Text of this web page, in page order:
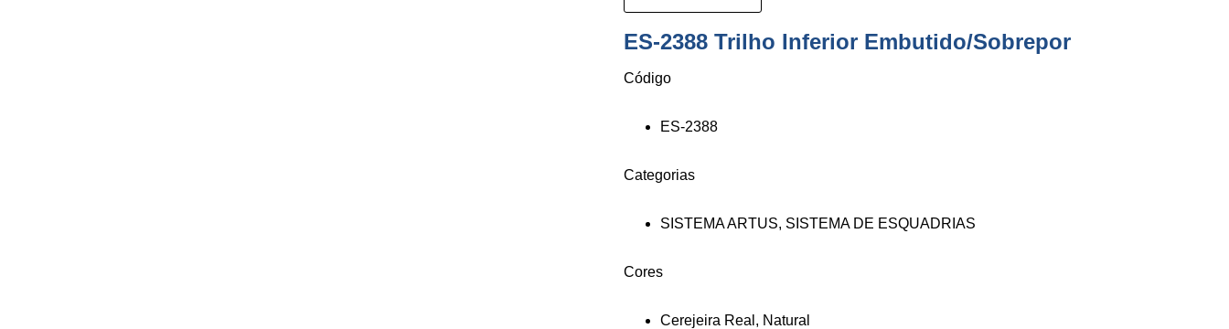
ES-2388 Trilho Inferior Embutido/Sobrepor
Código
ES-2388
Categorias
SISTEMA ARTUS, SISTEMA DE ESQUADRIAS
Cores
Cerejeira Real , Natural